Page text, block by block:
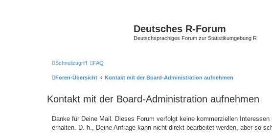
Deutsches R-Forum
Deutschsprachiges Forum zur Statistikumgebung R
Schnellzugriff FAQ
Foren-Übersicht Kontakt mit der Board-Administration aufnehmen
Kontakt mit der Board-Administration aufnehmen
Danke für Deine Mail. Dieses Forum verfolgt keine kommerziellen
erhalten. D. h., Deine Anfrage kann nicht direkt bearbeitet werden, aber so